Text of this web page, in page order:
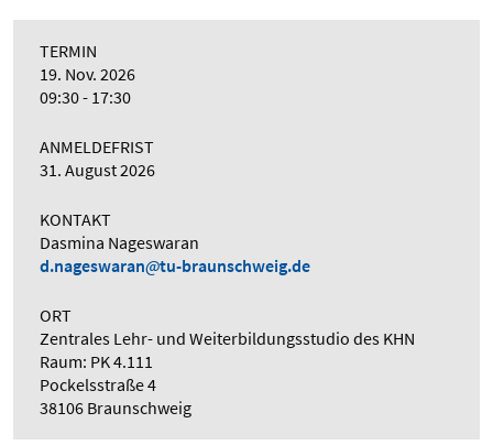
TERMIN
19. Nov. 2026
09:30 - 17:30
ANMELDEFRIST
31. August 2026
KONTAKT
Dasmina Nageswaran
d.nageswaran
tu-braunschweig.de
ORT
Zentrales Lehr- und Weiterbildungsstudio des KHN
Raum: PK 4.111
Pockelsstraße 4
38106 Braunschweig